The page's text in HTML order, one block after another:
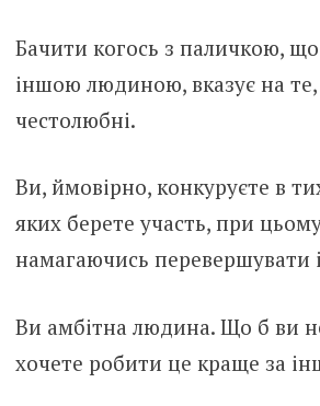
Бачити когось з паличкою, що
іншою людиною, вказує на
честолюбні.
Ви, ймовірно, конкуруєте в
яких берете участь, при
намагаючись перевершувати
Ви амбітна людина. Що б ви
хочете робити це краще за